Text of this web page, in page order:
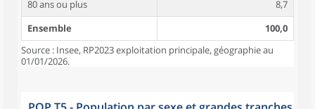
80 ans ou plus
8,7
Ensemble
100,0
Source : Insee, RP2023 exploitation principale, géographie au
01/01/2026.